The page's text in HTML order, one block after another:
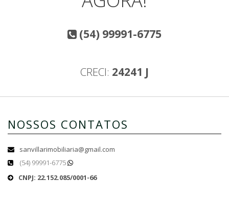
(54) 99991-6775
CRECI: 24241 J
NOSSOS CONTATOS
sanvillarimobiliaria@gmail.com
(54) 99991-6775
CNPJ: 22.152.085/0001-66